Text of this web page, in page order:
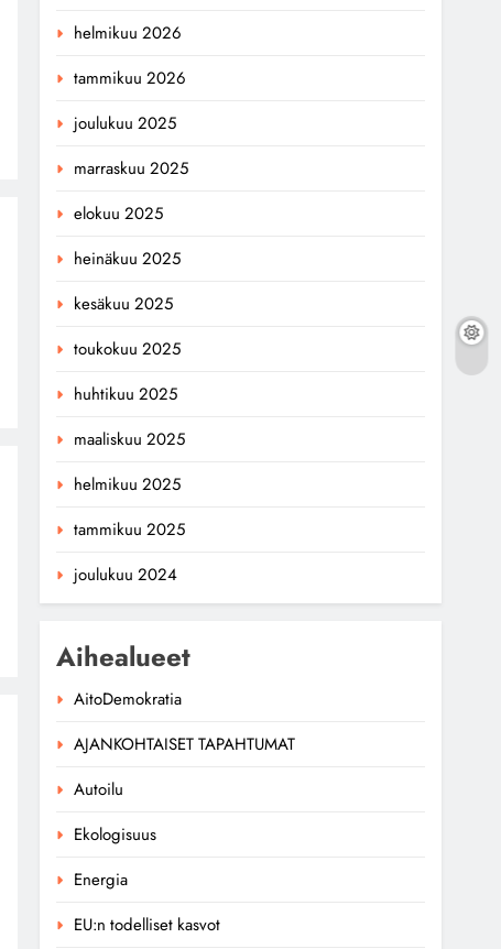
helmikuu 2026
tammikuu 2026
joulukuu 2025
marraskuu 2025
elokuu 2025
heinäkuu 2025
kesäkuu 2025
toukokuu 2025
huhtikuu 2025
maaliskuu 2025
helmikuu 2025
tammikuu 2025
joulukuu 2024
Aihealueet
AitoDemokratia
AJANKOHTAISET TAPAHTUMAT
Autoilu
Ekologisuus
Energia
EU:n todelliset kasvot